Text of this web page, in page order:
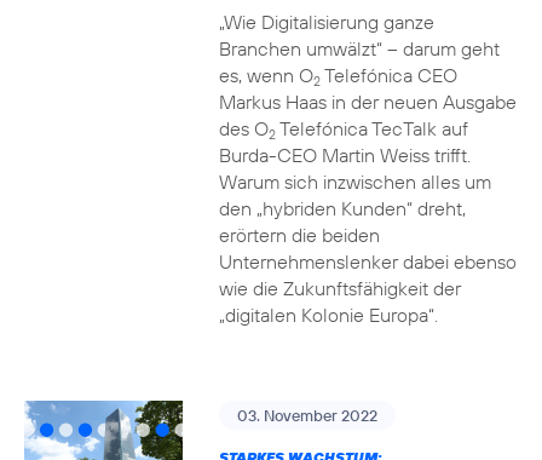
„Wie Digitalisierung ganze
Branchen umwälzt“ – darum geht
es, wenn O2Telefónica CEO
Markus Haas in der neuen Ausgabe
des O2Telefónica TecTalk auf
Burda-CEO Martin Weiss trifft.
Warum sich inzwischen alles um
den „hybriden Kunden“ dreht,
erörtern die beiden
Unternehmenslenker dabei ebenso
wie die Zukunftsfähigkeit der
„digitalen Kolonie Europa“.
03. November 2022